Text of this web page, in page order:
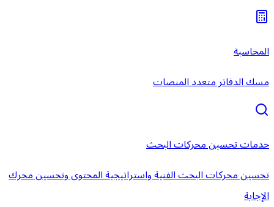
المحاسبة
مسك الدفاتر متعدد المنصات
خدمات تحسين محركات البحث
تحسين محركات البحث الفنية واستراتيجية المحتوى وتحسين محرك
الإجابة